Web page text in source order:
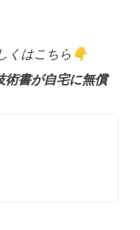
くはこちら👇
術書が自宅に無償